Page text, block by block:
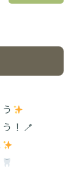
！🪥